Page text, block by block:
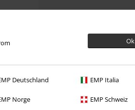
Ok
Deutschland EMP Italia
Norge EMP Schweiz